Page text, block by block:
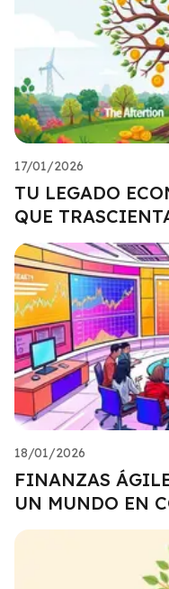
17/01/2026
TU LEGADO
QUE
18/01/2026
FINANZAS
UN MUNDO EN